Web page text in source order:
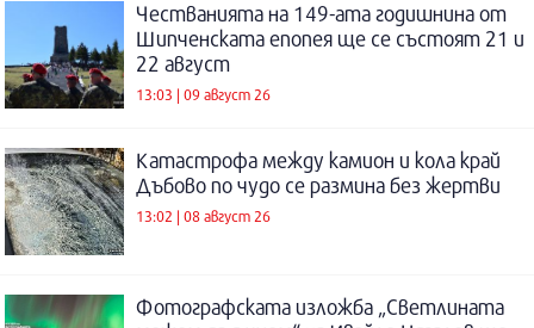
Честванията на 149-ата годишнина от
Шипченската епопея ще се състоят 21 и
22 август
13:03 | 09 август 26
Катастрофа между камион и кола край
Дъбово по чудо се размина без жертви
13:02 | 08 август 26
Фотографската изложба „Светлината